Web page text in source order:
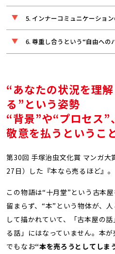
インナーコミュニケーショ
尊重し合うという“自由への
“あなたの状況を理
る”という姿勢
“背景”や“プロセス”
敬意を払うというこ
第30回 手塚治虫文化賞 マンガ大
27日）した『本なら売るほど』。
この物語は“十月堂”という古本
留まらず、“本”という物体が、
して描かれていて、「古本屋の
る話」にはなっていません。本
でもなお“本を売ろうとしてしま